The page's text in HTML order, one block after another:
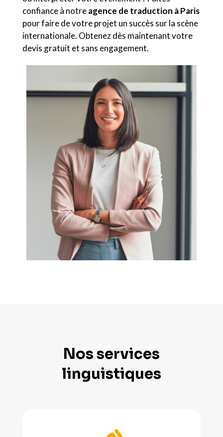
confiance à notreagence de traduction à Paris
pour faire de votre projet un succès sur la scène
internationale. Obtenez dès maintenant votre
devis gratuit et sans engagement.
Nos services
linguistiques